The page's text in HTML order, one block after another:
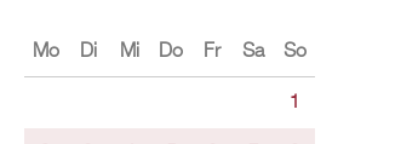
Mo Di Mi Do Fr Sa So
1